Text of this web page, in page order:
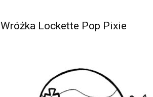
Wróżka Lockette Pop Pixie